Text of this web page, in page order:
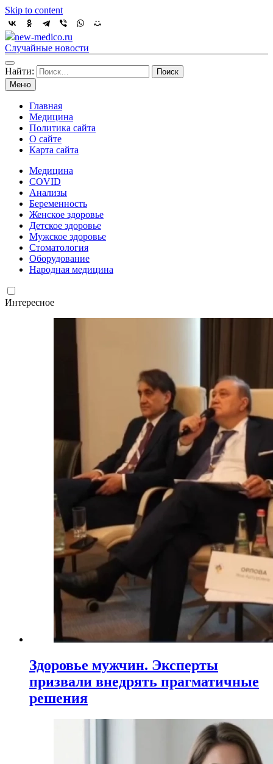
Skip to content
new-medico.ru
Случайные новости
Найти:
Меню
Главная
Медицина
Политика сайта
О сайте
Карта сайта
Медицина
COVID
Анализы
Беременность
Женское здоровье
Детское здоровье
Мужское здоровье
Стоматология
Оборудование
Народная медицина
Интересное
Здоровье мужчин. Эксперты
призвали внедрять прагматичные
решения